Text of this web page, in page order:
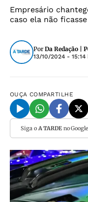
Empresário
caso ela não
Por Da Redação |
13/10/2024 - 15:14
OUÇA COMPARTILHE
Siga o A TARDEno Google